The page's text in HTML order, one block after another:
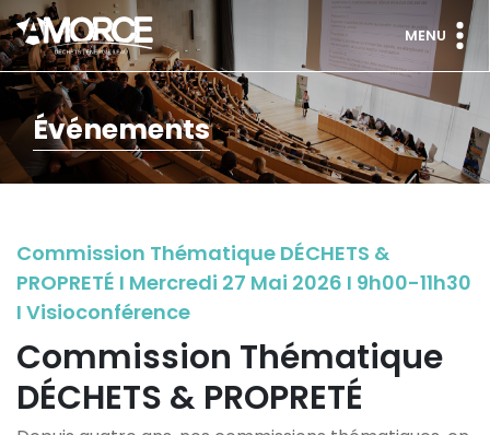
MENU
Événements
Commission Thématique DÉCHETS &
PROPRETÉ I Mercredi 27 Mai 2026 I 9h00-11h30
I Visioconférence
Commission Thématique
DÉCHETS & PROPRETÉ